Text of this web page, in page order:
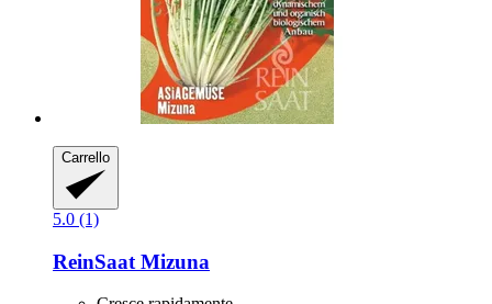
Carrello
5.0 (1)
ReinSaat Mizuna